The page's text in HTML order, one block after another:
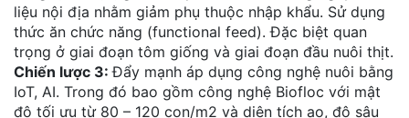
liệu nội địa nhằm giảm phụ thuộc nhập khẩu. Sử dụng
thức ăn chức năng (functional feed). Đặc biệt quan
trọng ở giai đoạn tôm giống và giai đoạn đầu nuôi thịt.
Chiến lược 3:Đẩy mạnh áp dụng công nghệ nuôi bằng
IoT, AI. Trong đó bao gồm công nghệ Biofloc với mật
độ tối ưu từ 80 – 120 con/m2 và diện tích ao, độ sâu